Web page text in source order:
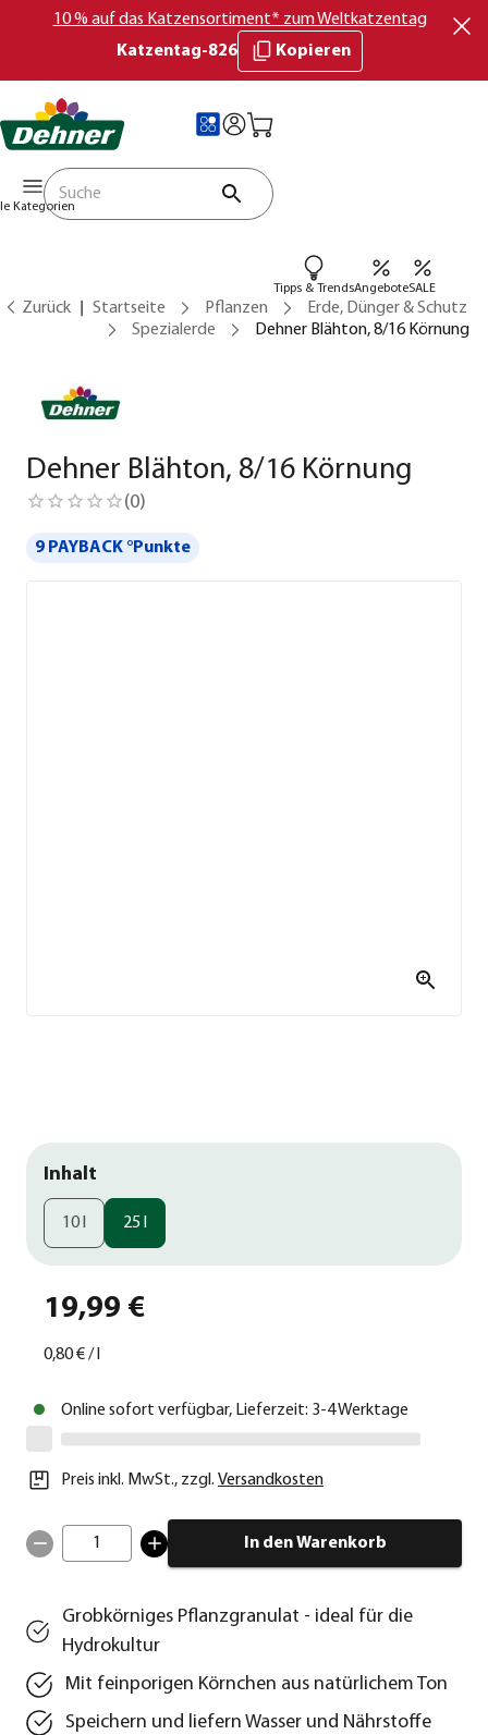
10 % auf das Katzensortiment* zum Weltkatzentag
Katzentag-826
Kopieren
Kategorien
Tipps & TrendsAngeboteSALE
Zurück Startseite Pflanzen
Erde, Dünger & Schutz
Spezialerde
Dehner Blähton, 8/16 Körnung
Dehner Blähton, 8/16 Körnung
(0)
9 PAYBACK °Punkte
Inhalt
10 l 25 l
19,99 €
0,80 €/l
Online sofort verfügbar, Lieferzeit: 3-4 Werktage
Preis inkl. MwSt., zzgl. Versandkosten
1 In den Warenkorb
Grobkörniges Pflanzgranulat - ideal für die
Hydrokultur
Mit feinporigen Körnchen aus natürlichem Ton
Speichern und liefern Wasser und Nährstoffe